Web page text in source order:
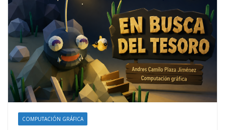
COMPUTACIÓN GRÁFICA
t
t
a
t
i